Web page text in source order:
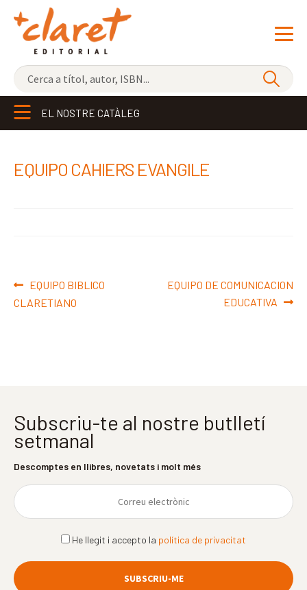
NOVETATS
ELS MÉS VENUTS
EL NOSTRE CATÀLEG
EQUIPO CAHIERS EVANGILE
Navegació
d'entrades
Entrada
anterior:
EQUIPO BIBLICO
CLARETIANO
Pròxima
EQUIPO DE COMUNICACION
EDUCATIVA
Subscriu-te al nostre butlletí
setmanal
Descomptes en llibres, novetats i molt més
He llegit i accepto la política de privacitat